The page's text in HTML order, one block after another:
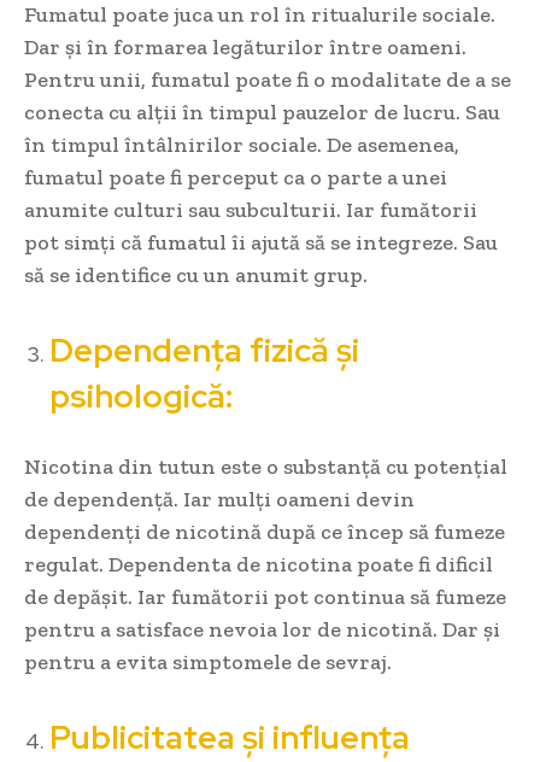
Fumatul poate juca un rol în ritualurile sociale.
Dar și în formarea legăturilor între oameni.
Pentru unii, fumatul poate fi o modalitate de a se
conecta cu alții în timpul pauzelor de lucru. Sau
în timpul întâlnirilor sociale. De asemenea,
fumatul poate fi perceput ca o parte a unei
anumite culturi sau subculturii. Iar fumătorii
pot simți că fumatul îi ajută să se integreze. Sau
să se identifice cu un anumit grup.
Dependența fizică și
psihologică:
Nicotina din tutun este o substanță cu potențial
de dependență. Iar mulți oameni devin
dependenți de nicotină după ce încep să fumeze
regulat. Dependenta de nicotina poate fi dificil
de depășit. Iar fumătorii pot continua să fumeze
pentru a satisface nevoia lor de nicotină. Dar și
pentru a evita simptomele de sevraj.
Publicitatea și influența